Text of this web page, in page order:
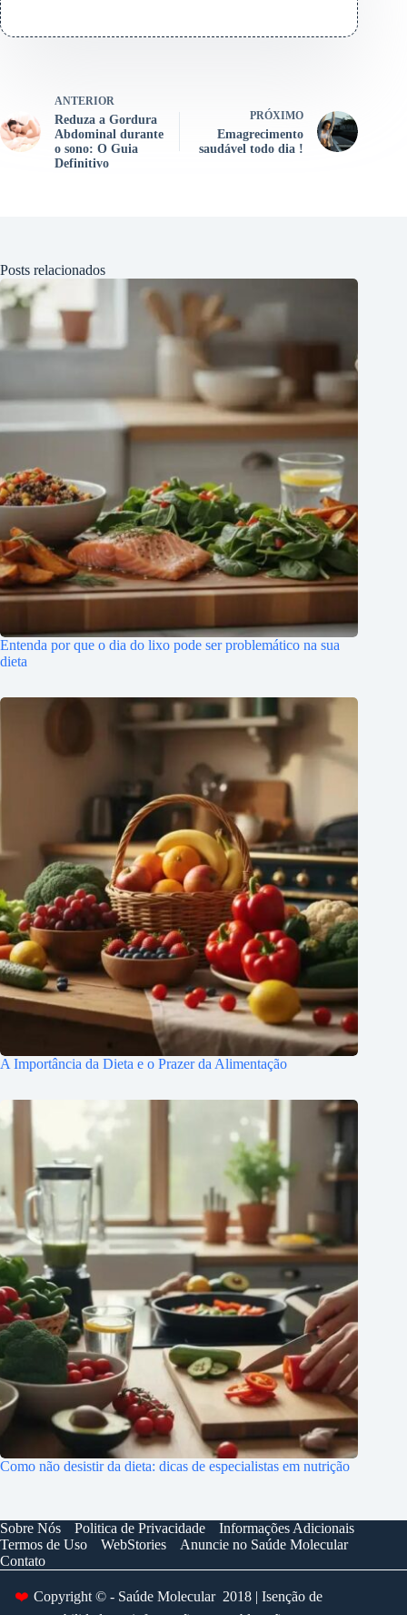
ANTERIOR
Reduza a Gordura
Abdominal durante
o sono: O Guia
Definitivo
PRÓXIMO
Emagrecimento
saudável todo dia !
Posts relacionados
Entenda por que o dia do lixo pode ser problemático na sua
dieta
A Importância da Dieta e o Prazer da Alimentação
Como não desistir da dieta: dicas de especialistas em nutrição
Sobre Nós Politica de Privacidade
Informações Adicionais
Termos de Uso
WebStories
Anuncie no Saúde Molecular
Contato
❤️ Copyright © - Saúde Molecular 2018 | Isenção de